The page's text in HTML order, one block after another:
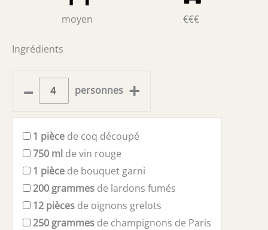
moyen €€€
Ingrédients
– personnes +
1 pièce de coq découpé
750 ml de vin rouge
1 pièce de bouquet garni
200 grammes de lardons fumés
12 pièces de oignons grelots
250 grammes de champignons de Paris